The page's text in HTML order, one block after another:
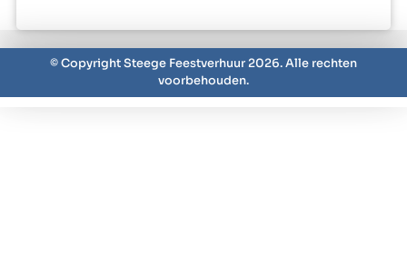
© Copyright Steege Feestverhuur 2026. Alle rechten
voorbehouden.